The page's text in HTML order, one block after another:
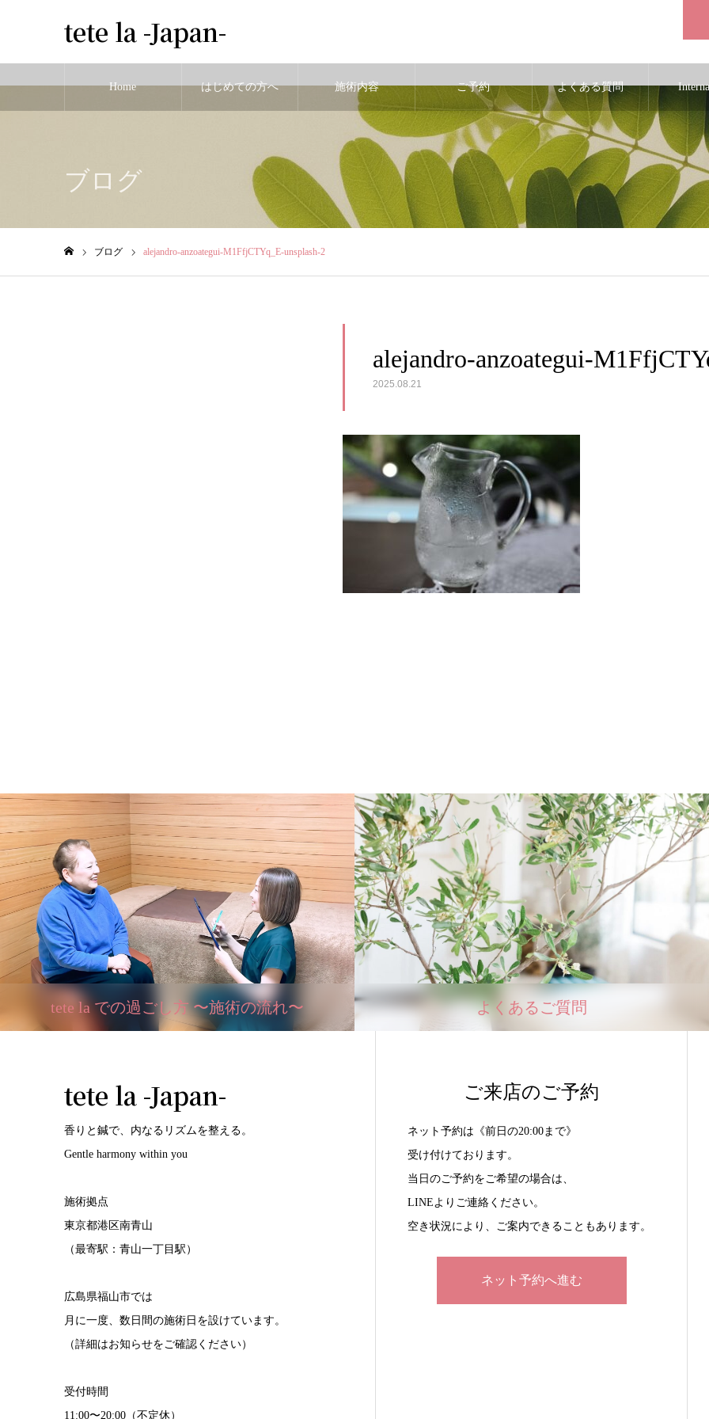
tete la -Japan-
Home はじめての方へ 施術内容 ご予約 よくある質問
/home/tetelaa/tetela-hari.com/public_html/wp-content/themes/noel_tcd072/single.phpon line
ブログ
ブログ alejandro-anzoategui-M1FfjCTYq_E-unsplash-2
alejandro-anzoategui-
2025.08.21
tete la での過ごし方 〜施術の流れ〜 よくあるご質問
tete la -Japan-
香りと鍼で、内なるリズムを整える。
Gentle harmony within you
施術拠点
東京都港区南青山
（最寄駅：青山一丁目駅）
広島県福山市では
月に一度、数日間の施術日を設けています。
（詳細はお知らせをご確認ください）
受付時間
11:00〜20:00（不定休）
ご来店のご予約
ネット予約は《前日の20:00まで》
受け付けております。
当日のご予約をご希望の場合は、
LINEよりご連絡ください。
空き状況により、ご案内できることもあります。
ネット予約へ進む